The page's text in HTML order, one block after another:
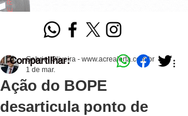
Ação do BOPE
desarticula ponto de
Gabriel Oliveira - www.acrealerta.com.br
1 de mar.
Compartilhar: